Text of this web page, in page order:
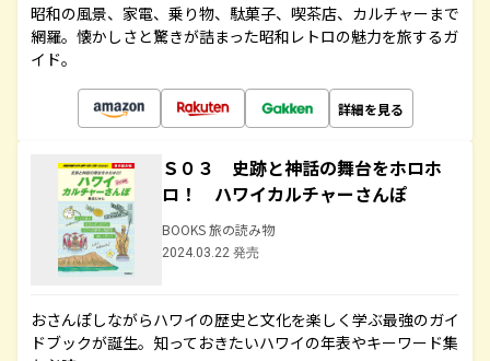
昭和の風景、家電、乗り物、駄菓子、喫茶店、カルチャーまで
網羅。懐かしさと驚きが詰まった昭和レトロの魅力を旅するガ
イド。
詳細を見る
Ｓ０３ 史跡と神話の舞台をホロホ
ロ！ ハワイカルチャーさんぽ
BOOKS 旅の読み物
2024.03.22 発売
おさんぽしながらハワイの歴史と文化を楽しく学ぶ最強のガイ
ドブックが誕生。知っておきたいハワイの年表やキーワード集